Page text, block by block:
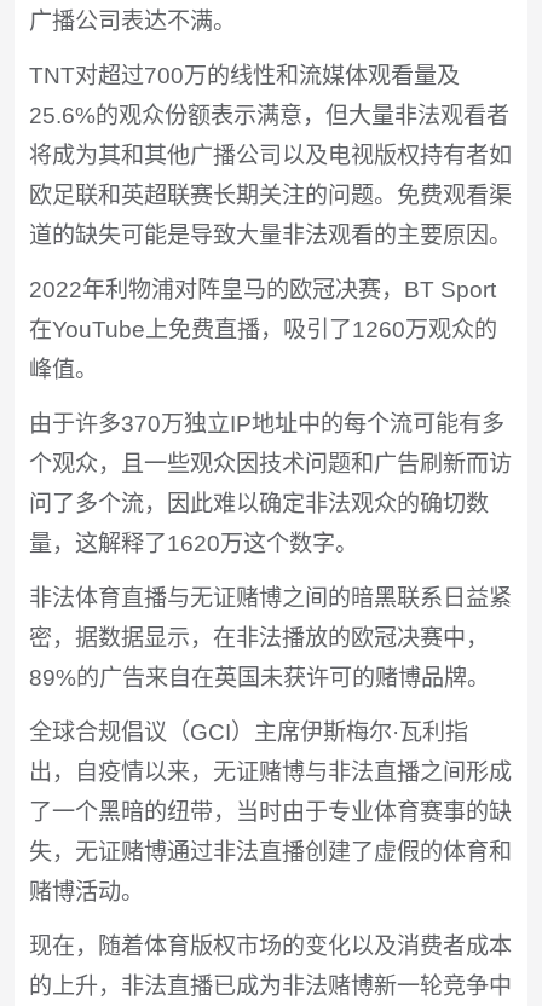
广播公司表达不满。
TNT对超过700万的线性和流媒体观看量及
25.6%的观众份额表示满意，但大量非法观看者
将成为其和其他广播公司以及电视版权持有者如
欧足联和英超联赛长期关注的问题。免费观看渠
道的缺失可能是导致大量非法观看的主要原因。
2022年利物浦对阵皇马的欧冠决赛，BT Sport
在YouTube上免费直播，吸引了1260万观众的
峰值。
由于许多370万独立IP地址中的每个流可能有多
个观众，且一些观众因技术问题和广告刷新而访
问了多个流，因此难以确定非法观众的确切数
量，这解释了1620万这个数字。
非法体育直播与无证赌博之间的暗黑联系日益紧
密，据数据显示，在非法播放的欧冠决赛中，
89%的广告来自在英国未获许可的赌博品牌。
全球合规倡议（GCI）主席伊斯梅尔·瓦利指
出，自疫情以来，无证赌博与非法直播之间形成
了一个黑暗的纽带，当时由于专业体育赛事的缺
失，无证赌博通过非法直播创建了虚假的体育和
赌博活动。
现在，随着体育版权市场的变化以及消费者成本
的上升，非法直播已成为非法赌博新一轮竞争中